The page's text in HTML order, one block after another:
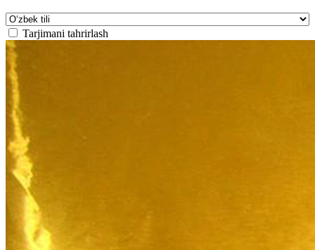
Tarjimani tahrirlash